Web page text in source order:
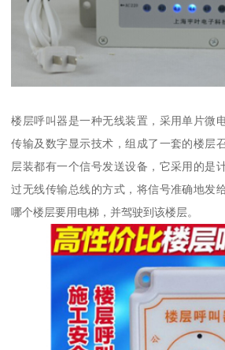
楼层呼叫器是一种无线装置，采用单片微
传输及数字显示技术，组成了一套的楼层
层装都有一个信号发送设备，它采用的是
过无线传输总线的方式，将信号准确地发
哪个楼层要用电梯，并驾驶到该楼层。